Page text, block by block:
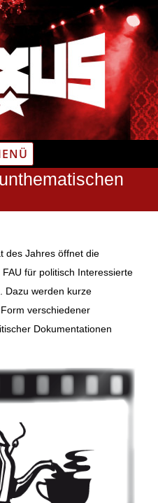
des Jahres öffnet die
für politisch Interessierte
Dazu werden kurze
verschiedener
Dokumentationen